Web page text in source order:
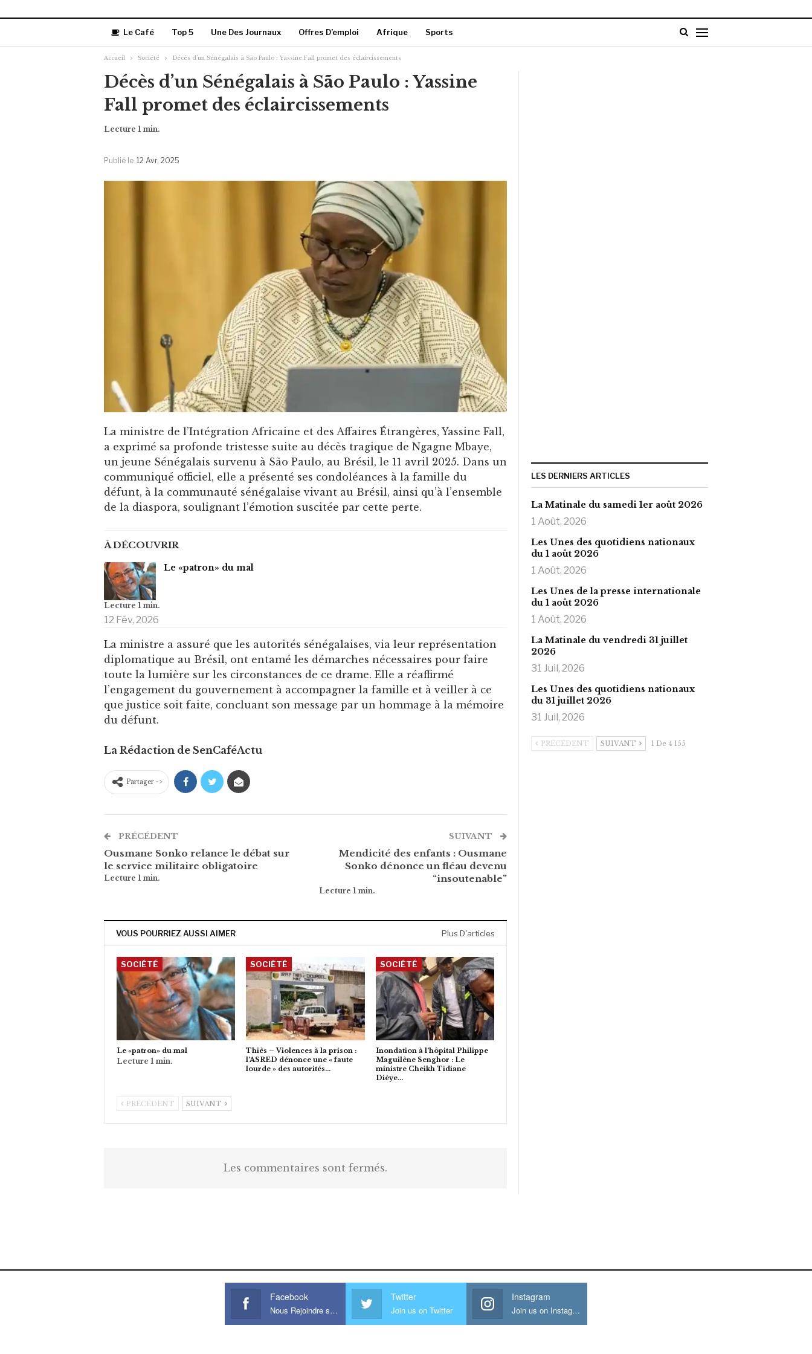
Le Café Top 5 Une Des Journaux Offres D’emploi Afrique Sports
Accueil Société Décès d’un Sénégalais à São Paulo : Yassine Fall promet des éclaircissements
Décès d’un Sénégalais à São Paulo : Yassine
Fall promet des éclaircissements
Publié le 12 Avr, 2025
La ministre de l’Intégration Africaine et des Affaires Étrangères, Yassine Fall,
a exprimé sa profonde tristesse suite au décès tragique de Ngagne Mbaye,
un jeune Sénégalais survenu à São Paulo, au Brésil, le 11 avril 2025. Dans un
communiqué officiel, elle a présenté ses condoléances à la famille du
défunt, à la communauté sénégalaise vivant au Brésil, ainsi qu’à l’ensemble
de la diaspora, soulignant l’émotion suscitée par cette perte.
À DÉCOUVRIR
Le «patron» du mal
12 Fév, 2026
La ministre a assuré que les autorités sénégalaises, via leur représentation
diplomatique au Brésil, ont entamé les démarches nécessaires pour faire
toute la lumière sur les circonstances de ce drame. Elle a réaffirmé
l’engagement du gouvernement à accompagner la famille et à veiller à ce
que justice soit faite, concluant son message par un hommage à la mémoire
du défunt.
La Rédaction de SenCaféActu
Partager ->
PRÉCÉDENT
Ousmane Sonko relance le débat sur
le service militaire obligatoire
SUIVANT
Mendicité des enfants : Ousmane
Sonko dénonce un fléau devenu
“insoutenable”
VOUS POURRIEZ AUSSI AIMER Plus D'articles
SOCIÉTÉ
Le «patron» du mal
SOCIÉTÉ
Thiès – Violences à la prison :
l’ASRED dénonce une « faute
lourde » des autorités…
SOCIÉTÉ
Inondation à l’hôpital Philippe
Maguilène Senghor : Le
ministre Cheikh Tidiane
Dièye…
PRÉCÉDENT SUIVANT
Les commentaires sont fermés.
LES DERNIERS ARTICLES
La Matinale du samedi 1er août 2026
1 Août, 2026
Les Unes des quotidiens nationaux
du 1 août 2026
1 Août, 2026
Les Unes de la presse internationale
du 1 août 2026
1 Août, 2026
La Matinale du vendredi 31 juillet
2026
31 Juil, 2026
Les Unes des quotidiens nationaux
du 31 juillet 2026
31 Juil, 2026
PRÉCÉDENT SUIVANT 1 De 4 155
Facebook
Nous Rejoindre sur Facebook
Twitter
Join us on Twitter
Instagram
Join us on Instagram